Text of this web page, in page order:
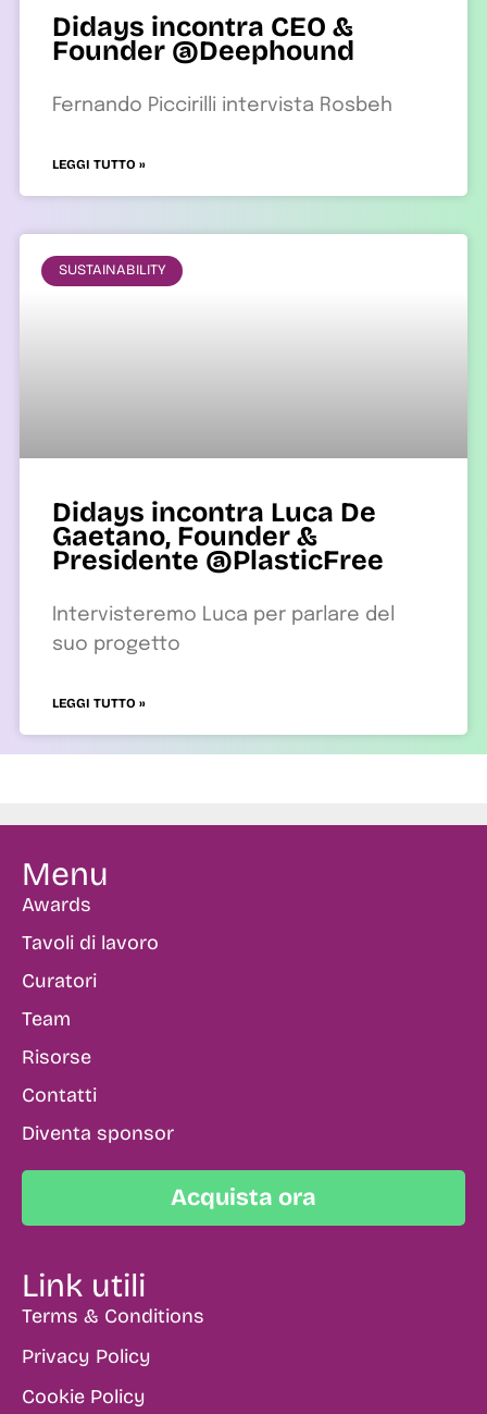
Didays incontra CEO &
Founder @Deephound
Fernando Piccirilli intervista Rosbeh
LEGGI TUTTO »
SUSTAINABILITY
Didays incontra Luca De
Gaetano, Founder &
Presidente @PlasticFree
Intervisteremo Luca per parlare del
suo progetto
LEGGI TUTTO »
Menu
Awards
Tavoli di lavoro
Curatori
Team
Risorse
Contatti
Diventa sponsor
Acquista ora
Link utili
Terms & Conditions
Privacy Policy
Cookie Policy